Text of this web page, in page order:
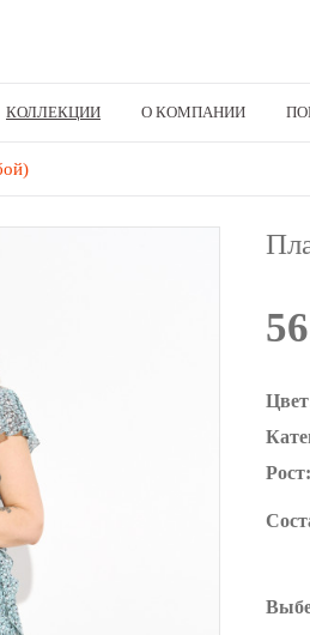
КОЛЛЕКЦИИ О КОМПАНИИ
Рост: